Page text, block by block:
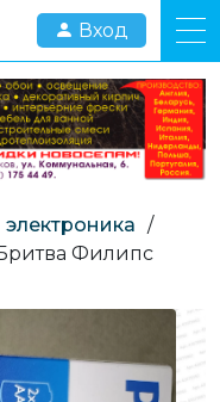
Вход
/
Филипс